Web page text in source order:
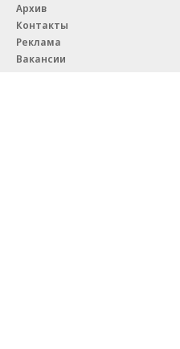
Архив
Контакты
Реклама
Вакансии